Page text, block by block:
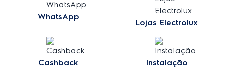
WhatsApp
Lojas Electrolux
Cashback Instalação